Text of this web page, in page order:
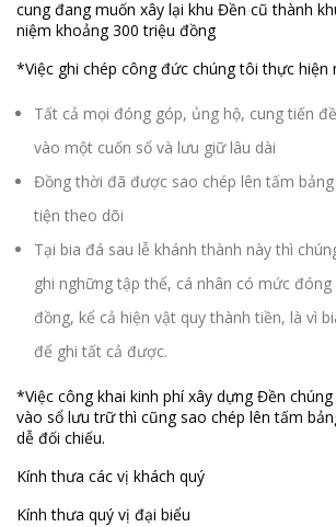
cung đang muốn xây lại khu Đền cũ thành
niệm khoảng 300 triệu đồng
*Việc ghi chép công đức chúng tôi thực hiện
Tất cả mọi đóng góp, ủng hộ, cung tiến
vào một cuốn sổ và lưu giữ lâu dài
Đồng thời đã được sao chép lên tấm
tiện theo dõi
Tại bia đá sau lễ khánh thành này thì
ghi nghững tập thể, cá nhân có mức
đồng, kể cả hiện vật quy thành tiền, là vì
để ghi tất cả được.
*Việc công khai kinh phí xây dựng Đền
vào sổ lưu trữ thì cũng sao chép lên tấm
dễ đối chiếu.
Kính thưa các vị khách quý
Kính thưa quý vị đại biểu